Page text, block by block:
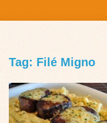
Tag: Filé Migno